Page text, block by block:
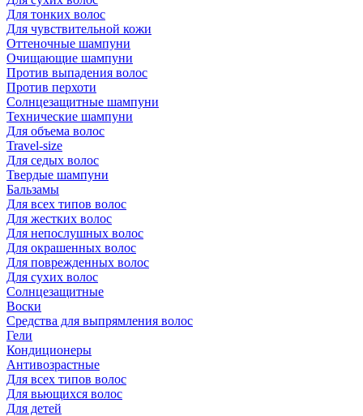
Для тонких волос
Для чувствительной кожи
Оттеночные шампуни
Очищающие шампуни
Против выпадения волос
Против перхоти
Солнцезащитные шампуни
Технические шампуни
Для объема волос
Travel-size
Для седых волос
Твердые шампуни
Бальзамы
Для всех типов волос
Для жестких волос
Для непослушных волос
Для окрашенных волос
Для поврежденных волос
Для сухих волос
Солнцезащитные
Воски
Средства для выпрямления волос
Гели
Кондиционеры
Антивозрастные
Для всех типов волос
Для вьющихся волос
Для детей